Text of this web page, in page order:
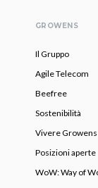
GROWENS
Il Gruppo
Agile Telecom
Beefree
Sostenibilità
Vivere Growens
Posizioni aperte
WoW: Way of